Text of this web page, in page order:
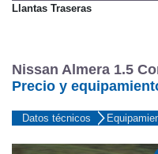
Llantas Traseras
Nissan Almera 1.5
Precio y
Datos técnicos